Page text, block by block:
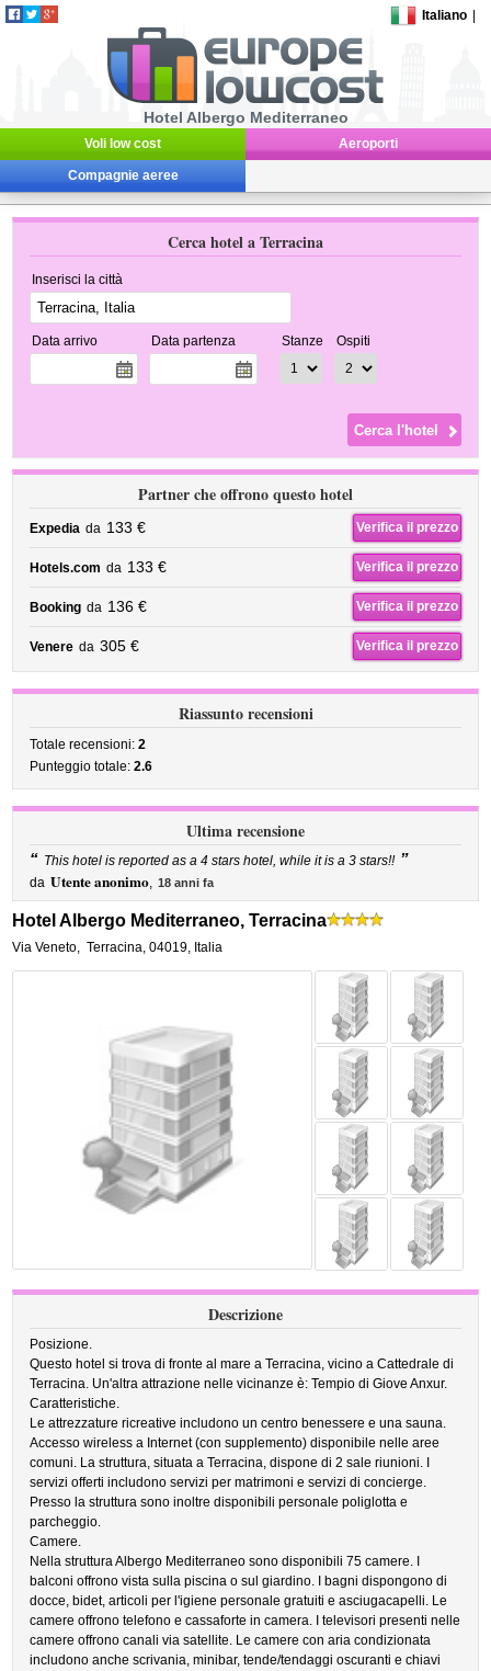
Italiano
Hotel Albergo Mediterraneo
Voli low cost Aeroporti
Compagnie aeree
Cerca hotel a Terracina
Inserisci la città
Data arrivo Data partenza Stanze Ospiti
Partner che offrono questo hotel
Expedia da 133 € Verifica il prezzo
Hotels.com da 133 € Verifica il prezzo
Booking da 136 € Verifica il prezzo
Venere da 305 € Verifica il prezzo
Riassunto recensioni
Totale recensioni:2
Punteggio totale:2.6
Ultima recensione
“ This hotel is reported as a 4 stars hotel, while it is a 3 stars!! ”
da Utente anonimo, 18 anni fa
Hotel Albergo Mediterraneo, Terracina
Via Veneto, Terracina,04019, Italia
Descrizione
Posizione.
Questo hotel si trova di fronte al mare a Terracina, vicino a Cattedrale di
Terracina. Un'altra attrazione nelle vicinanze è: Tempio di Giove Anxur.
Caratteristiche.
Le attrezzature ricreative includono un centro benessere e una sauna.
Accesso wireless a Internet (con supplemento) disponibile nelle aree
comuni. La struttura, situata a Terracina, dispone di 2 sale riunioni. I
servizi offerti includono servizi per matrimoni e servizi di concierge.
Presso la struttura sono inoltre disponibili personale poliglotta e
parcheggio.
Camere.
Nella struttura Albergo Mediterraneo sono disponibili 75 camere. I
balconi offrono vista sulla piscina o sul giardino. I bagni dispongono di
docce, bidet, articoli per l'igiene personale gratuiti e asciugacapelli. Le
camere offrono telefono e cassaforte in camera. I televisori presenti nelle
camere offrono canali via satellite. Le camere con aria condizionata
includono anche scrivania, minibar, tende/tendaggi oscuranti e chiavi